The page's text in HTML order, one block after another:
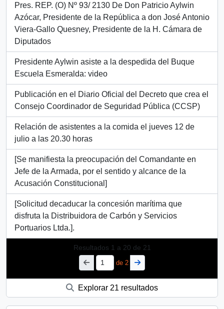
Pres. REP. (O) Nº 93/ 2130 De Don Patricio Aylwin
Azócar, Presidente de la República a don José Antonio
Viera-Gallo Quesney, Presidente de la H. Cámara de
Diputados
Presidente Aylwin asiste a la despedida del Buque
Escuela Esmeralda: video
Publicación en el Diario Oficial del Decreto que crea el
Consejo Coordinador de Seguridad Pública (CCSP)
Relación de asistentes a la comida el jueves 12 de
julio a las 20.30 horas
[Se manifiesta la preocupación del Comandante en
Jefe de la Armada, por el sentido y alcance de la
Acusación Constitucional]
[Solicitud decaducar la concesión marítima que
disfruta la Distribuidora de Carbón y Servicios
Portuarios Ltda.].
Resultados 1 a 20 de 21
de 2
Explorar 21 resultados